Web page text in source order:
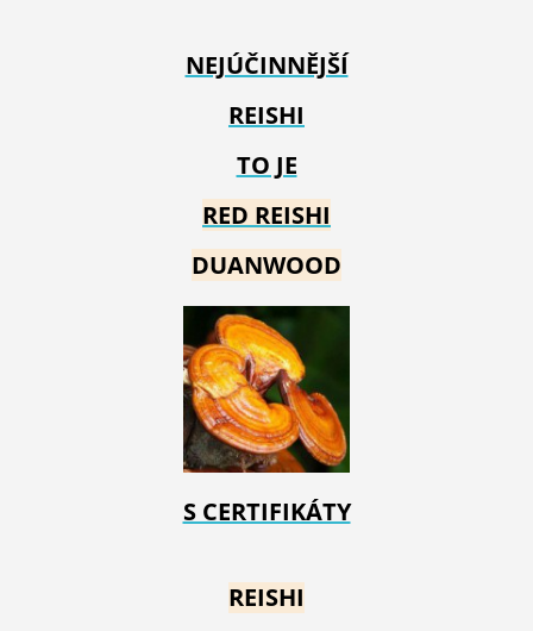
NEJÚČINNĚJŠÍ
REISHI
TO JE
RED REISHI
DUANWOOD
S CERTIFIKÁTY
REISHI